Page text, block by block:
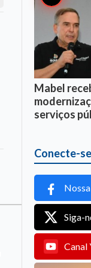
Mabel
serviços
Conecte-
Siga-
Canal